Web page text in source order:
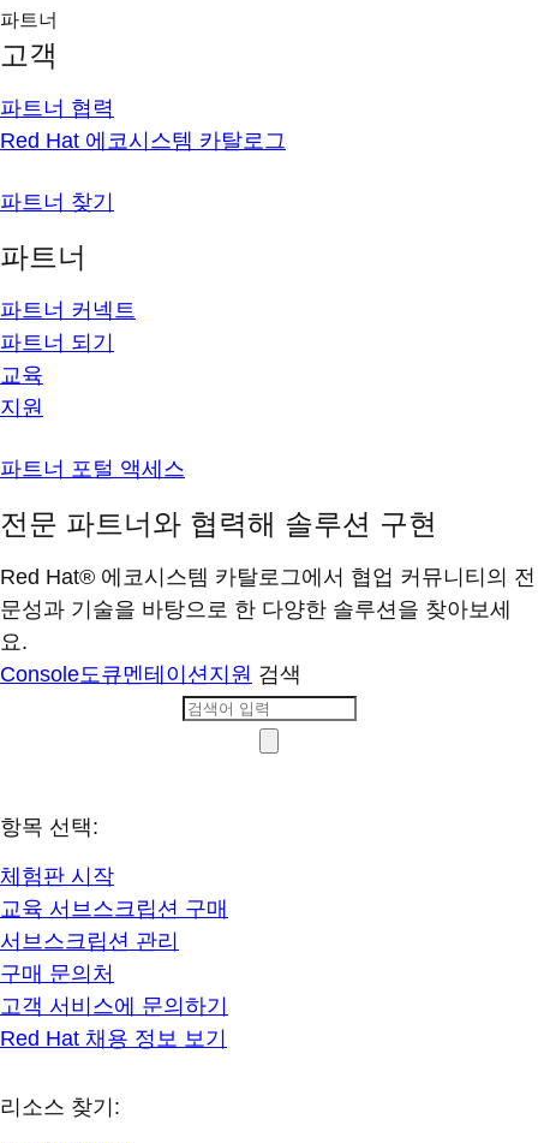
파트너
고객
파트너 협력
Red Hat 에코시스템 카탈로그
파트너 찾기
파트너
파트너 커넥트
파트너 되기
교육
지원
파트너 포털 액세스
전문 파트너와 협력해 솔루션 구현
Red Hat® 에코시스템 카탈로그에서 협업 커뮤니티의 전
문성과 기술을 바탕으로 한 다양한 솔루션을 찾아보세
요.
Console도큐멘테이션지원 검색
항목 선택:
체험판 시작
교육 서브스크립션 구매
서브스크립션 관리
구매 문의처
고객 서비스에 문의하기
Red Hat 채용 정보 보기
리소스 찾기: